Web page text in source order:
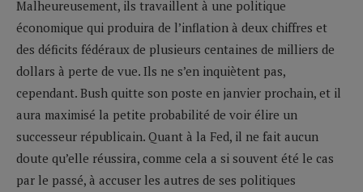
Malheureusement, ils travaillent à une politique
économique qui produira de l’inflation à deux chiffres et
des déficits fédéraux de plusieurs centaines de milliers de
dollars à perte de vue. Ils ne s’en inquiètent pas,
cependant. Bush quitte son poste en janvier prochain, et il
aura maximisé la petite probabilité de voir élire un
successeur républicain. Quant à la Fed, il ne fait aucun
doute qu’elle réussira, comme cela a si souvent été le cas
par le passé, à accuser les autres de ses politiques